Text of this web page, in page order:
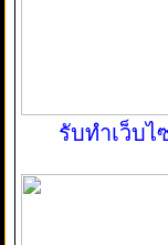
รับทำเว็บไ